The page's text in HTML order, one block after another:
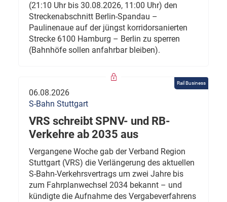
(21:10 Uhr bis 30.08.2026, 11:00 Uhr) den
Streckenabschnitt Berlin-Spandau –
Paulinenaue auf der jüngst korridorsanierten
Strecke 6100 Hamburg – Berlin zu sperren
(Bahnhöfe sollen anfahrbar bleiben).
Rail Business
06.08.2026
S-Bahn Stuttgart
VRS schreibt SPNV- und RB-
Verkehre ab 2035 aus
Vergangene Woche gab der Verband Region
Stuttgart (VRS) die Verlängerung des aktuellen
S-Bahn-Verkehrsvertrags um zwei Jahre bis
zum Fahrplanwechsel 2034 bekannt – und
kündigte die Aufnahme des Vergabeverfahrens